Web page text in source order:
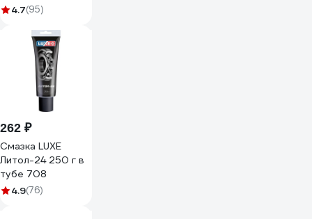
3x1мм2, 16A, ПВС, с
Б0028378
4.7(95)
262 ₽
Смазка LUXЕ
Литол-24 250 г в
тубе 708
4.9(76)